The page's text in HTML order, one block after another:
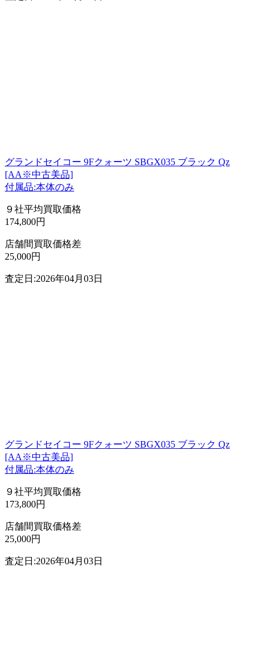
グランドセイコー 9Fクォーツ SBGX035 ブラック Qz
[AA※中古美品]
付属品:本体のみ
９社平均買取価格
174,800円
店舗間買取価格差
25,000円
査定日:2026年04月03日
グランドセイコー 9Fクォーツ SBGX035 ブラック Qz
[AA※中古美品]
付属品:本体のみ
９社平均買取価格
173,800円
店舗間買取価格差
25,000円
査定日:2026年04月03日